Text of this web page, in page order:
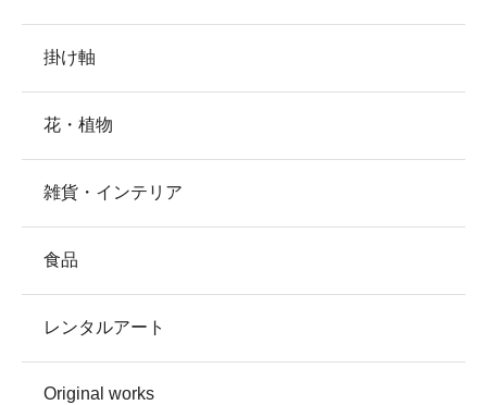
掛け軸
花・植物
雑貨・インテリア
食品
レンタルアート
Original works